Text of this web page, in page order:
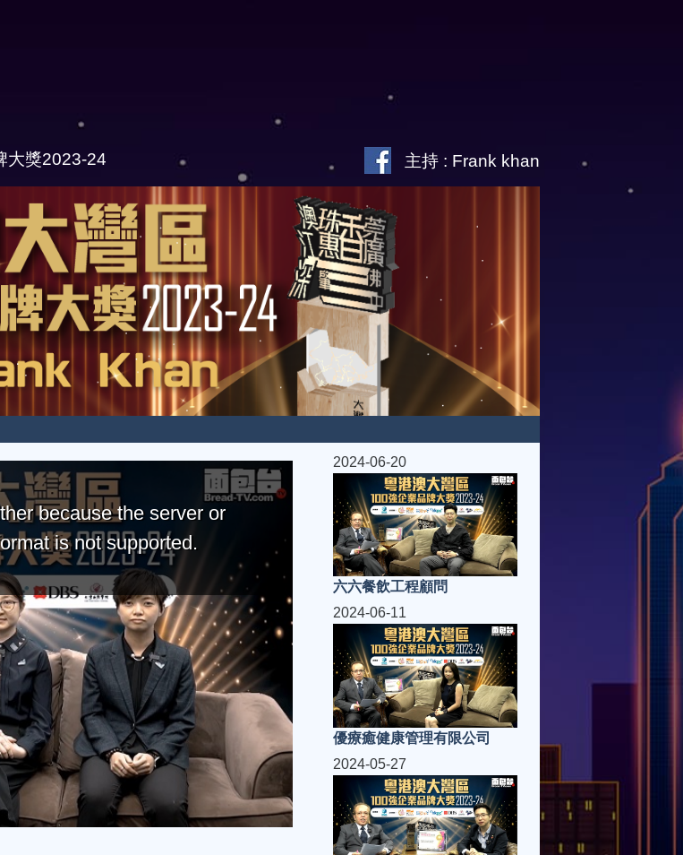
大獎2023-24 主持 : Frank khan
because the server or
is not supported.
2024-06-20
六六餐飲工程顧問
2024-06-11
優療癒健康管理有限公司
2024-05-27